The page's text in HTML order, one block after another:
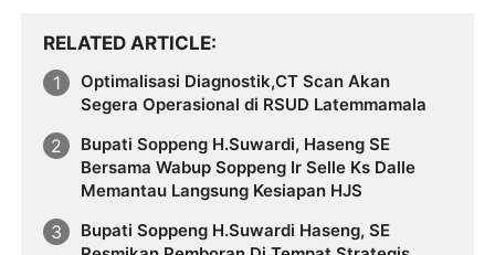
RELATED ARTICLE
Optimalisasi Diagnostik,CT Scan Akan
Segera Operasional di RSUD Latemmamala
Bupati Soppeng H.Suwardi, Haseng SE
Bersama Wabup Soppeng Ir Selle Ks Dalle
Memantau Langsung Kesiapan HJS
Bupati Soppeng H.Suwardi Haseng, SE